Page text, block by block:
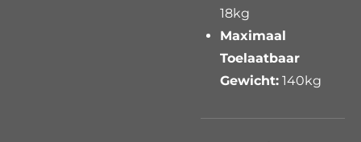
18kg
Maximaal
Toelaatbaar
Gewicht: 140kg